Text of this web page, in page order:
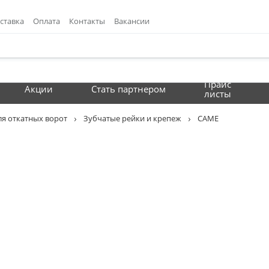
Оплата Контакты Вакансии
Акции Стать партнером
Прайс
листы
откатных ворот Зубчатые рейки и крепеж CAME